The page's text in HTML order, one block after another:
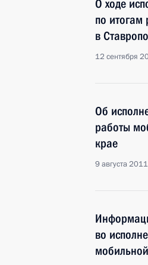
О ходе
по
в
12 сентября
Об
работы
крае
9 августа
во